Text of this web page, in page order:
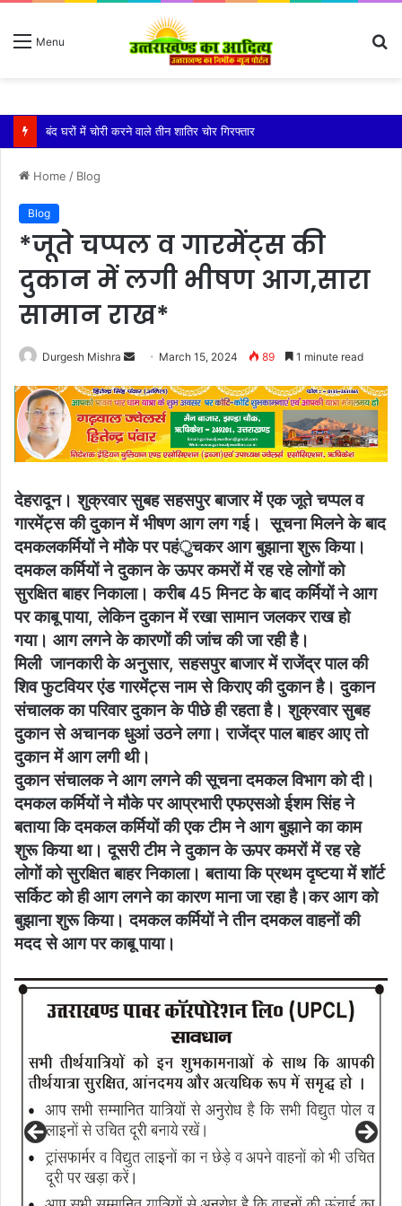
Menu
बारिश ने बढ़ाई दहशत, दरकने लगी जमीन, 10 परिवारों ने छोड़े घर
Home / Blog
Blog
*जूते चप्पल व गारमेंट्स की
दुकान में लगी भीषण आग,सारा
सामान राख*
Durgesh Mishra
Send
email
March 15, 2024 89 1 minute read
देहरादून। शुक्रवार सुबह सहसपुर बाजार में एक जूते चप्पल व
गारमेंट्स की दुकान में भीषण आग लग गई। सूचना मिलने के बाद
दमकलकर्मियों ने मौके पर पहंुचकर आग बुझाना शुरू किया।
दमकल कर्मियों ने दुकान के ऊपर कमरों में रह रहे लोगों को
सुरक्षित बाहर निकाला। करीब 45 मिनट के बाद कर्मियों ने आग
पर काबू पाया, लेकिन दुकान में रखा सामान जलकर राख हो
गया। आग लगने के कारणों की जांच की जा रही है।
मिली जानकारी के अनुसार, सहसपुर बाजार में राजेंद्र पाल की
शिव फुटवियर एंड गारमेंट्स नाम से किराए की दुकान है। दुकान
संचालक का परिवार दुकान के पीछे ही रहता है। शुक्रवार सुबह
दुकान से अचानक धुआं उठने लगा। राजेंद्र पाल बाहर आए तो
दुकान में आग लगी थी।
दुकान संचालक ने आग लगने की सूचना दमकल विभाग को दी।
दमकल कर्मियों ने मौके पर आप्रभारी एफएसओ ईशम सिंह ने
बताया कि दमकल कर्मियों की एक टीम ने आग बुझाने का काम
शुरू किया था। दूसरी टीम ने दुकान के ऊपर कमरों में रह रहे
लोगों को सुरक्षित बाहर निकाला। बताया कि प्रथम दृष्टया में शॉर्ट
सर्किट को ही आग लगने का कारण माना जा रहा है।कर आग को
बुझाना शुरू किया। दमकल कर्मियों ने तीन दमकल वाहनों की
मदद से आग पर काबू पाया।